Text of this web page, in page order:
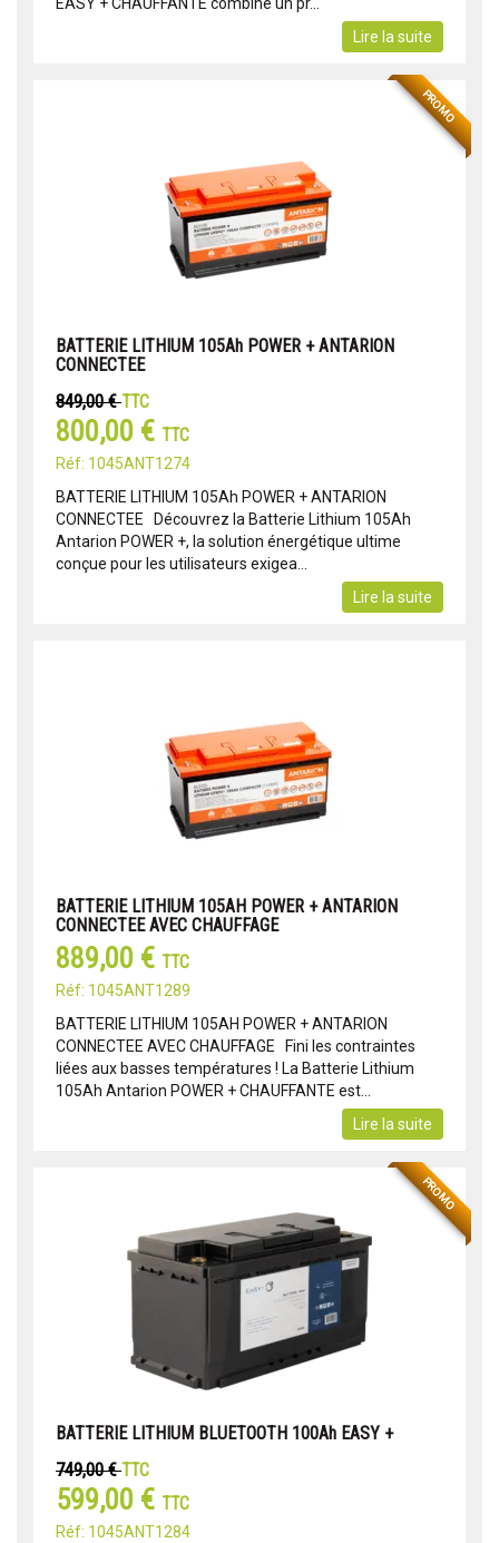
Lire la suite
PROMO
BATTERIE LITHIUM 105Ah POWER + ANTARION
CONNECTEE
849,00 €TTC
800,00 € TTC
Réf: 1045ANT1274
BATTERIE LITHIUM 105Ah POWER + ANTARION
CONNECTEE Découvrez la Batterie Lithium 105Ah
Antarion POWER +, la solution énergétique ultime
conçue pour les utilisateurs exigea...
Lire la suite
BATTERIE LITHIUM 105AH POWER + ANTARION
CONNECTEE AVEC CHAUFFAGE
889,00 € TTC
Réf: 1045ANT1289
BATTERIE LITHIUM 105AH POWER + ANTARION
CONNECTEE AVEC CHAUFFAGE Fini les contraintes
liées aux basses températures ! La Batterie Lithium
105Ah Antarion POWER + CHAUFFANTE est...
Lire la suite
PROMO
BATTERIE LITHIUM BLUETOOTH 100Ah EASY +
749,00 €TTC
599,00 € TTC
Réf: 1045ANT1284